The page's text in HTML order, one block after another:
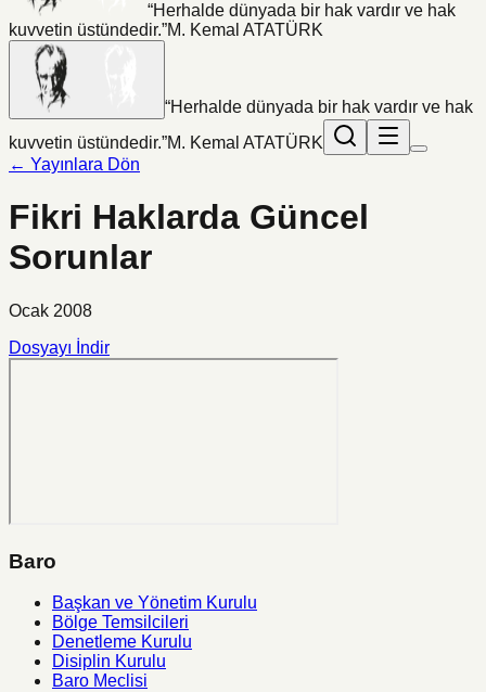
“Herhalde dünyada bir hak vardır ve hak
kuvvetin üstündedir.”M. Kemal ATATÜRK
“Herhalde dünyada bir hak vardır ve hak
kuvvetin üstündedir.”M. Kemal ATATÜRK
← Yayınlara Dön
Fikri Haklarda Güncel
Sorunlar
Ocak 2008
Dosyayı İndir
Baro
Başkan ve Yönetim Kurulu
Bölge Temsilcileri
Denetleme Kurulu
Disiplin Kurulu
Baro Meclisi